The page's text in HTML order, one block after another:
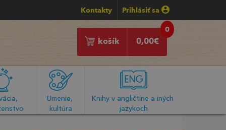
Kontakty Prihlásiť sa
0
0,00€
košík
Umenie,
kultúra
Knihy v angličtine a iných
jazykoch